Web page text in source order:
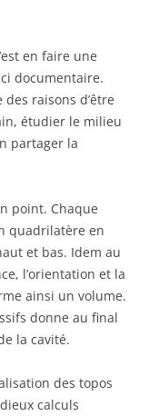
en faire une
documentaire.
des raisons d’être
étudier le milieu
partager la
point. Chaque
quadrilatère en
et bas. Idem au
l’orientation et la
ainsi un volume.
donne au final
la cavité.
des topos
calculs